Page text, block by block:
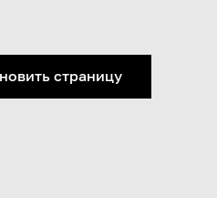
страницу